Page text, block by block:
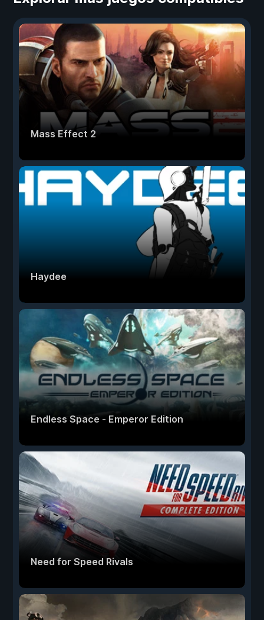
Mass Effect 2
Haydee
Endless Space - Emperor Edition
Need for Speed Rivals